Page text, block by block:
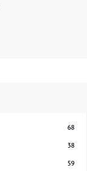
68
38
59